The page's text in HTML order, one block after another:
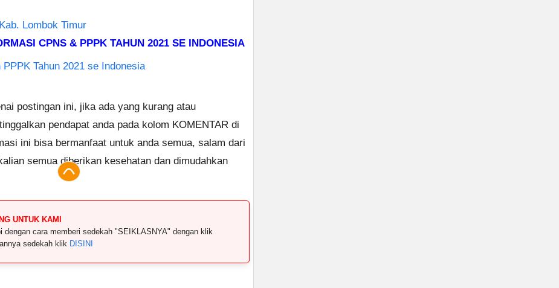
Kab. Lombok Timur
CPNS & PPPK TAHUN 2021 SE INDONESIA
PPPK Tahun 2021 se Indonesia
postingan ini, jika ada yang kurang atau
pendapat anda pada kolom KOMENTAR di
ini bisa bermanfaat untuk anda semua, salam dari
semua diberikan kesehatan dan dimudahkan
UNTUK KAMI
dengan cara memberi sedekah "SEIKLASNYA" dengan klik
sedekah klik DISINI